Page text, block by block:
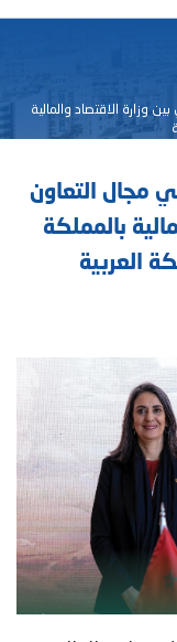
وزارة الاقتصاد والمالية
مجال التعاون
بالمملكة
العربية